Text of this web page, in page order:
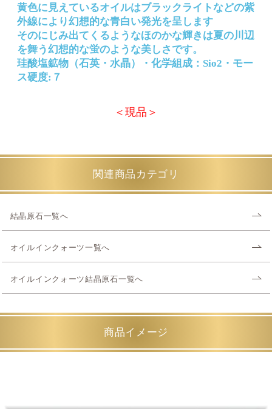
黄色に見えているオイルはブラックライトなどの紫
外線により幻想的な青白い発光を呈します
そのにじみ出てくるようなほのかな輝きは夏の川辺
を舞う幻想的な蛍のような美しさです。
珪酸塩鉱物（石英・水晶）・化学組成：Sio2・モー
ス硬度:７
＜現品＞
関連商品カテゴリ
結晶原石一覧へ
オイルインクォーツ一覧へ
オイルインクォーツ結晶原石一覧へ
商品イメージ